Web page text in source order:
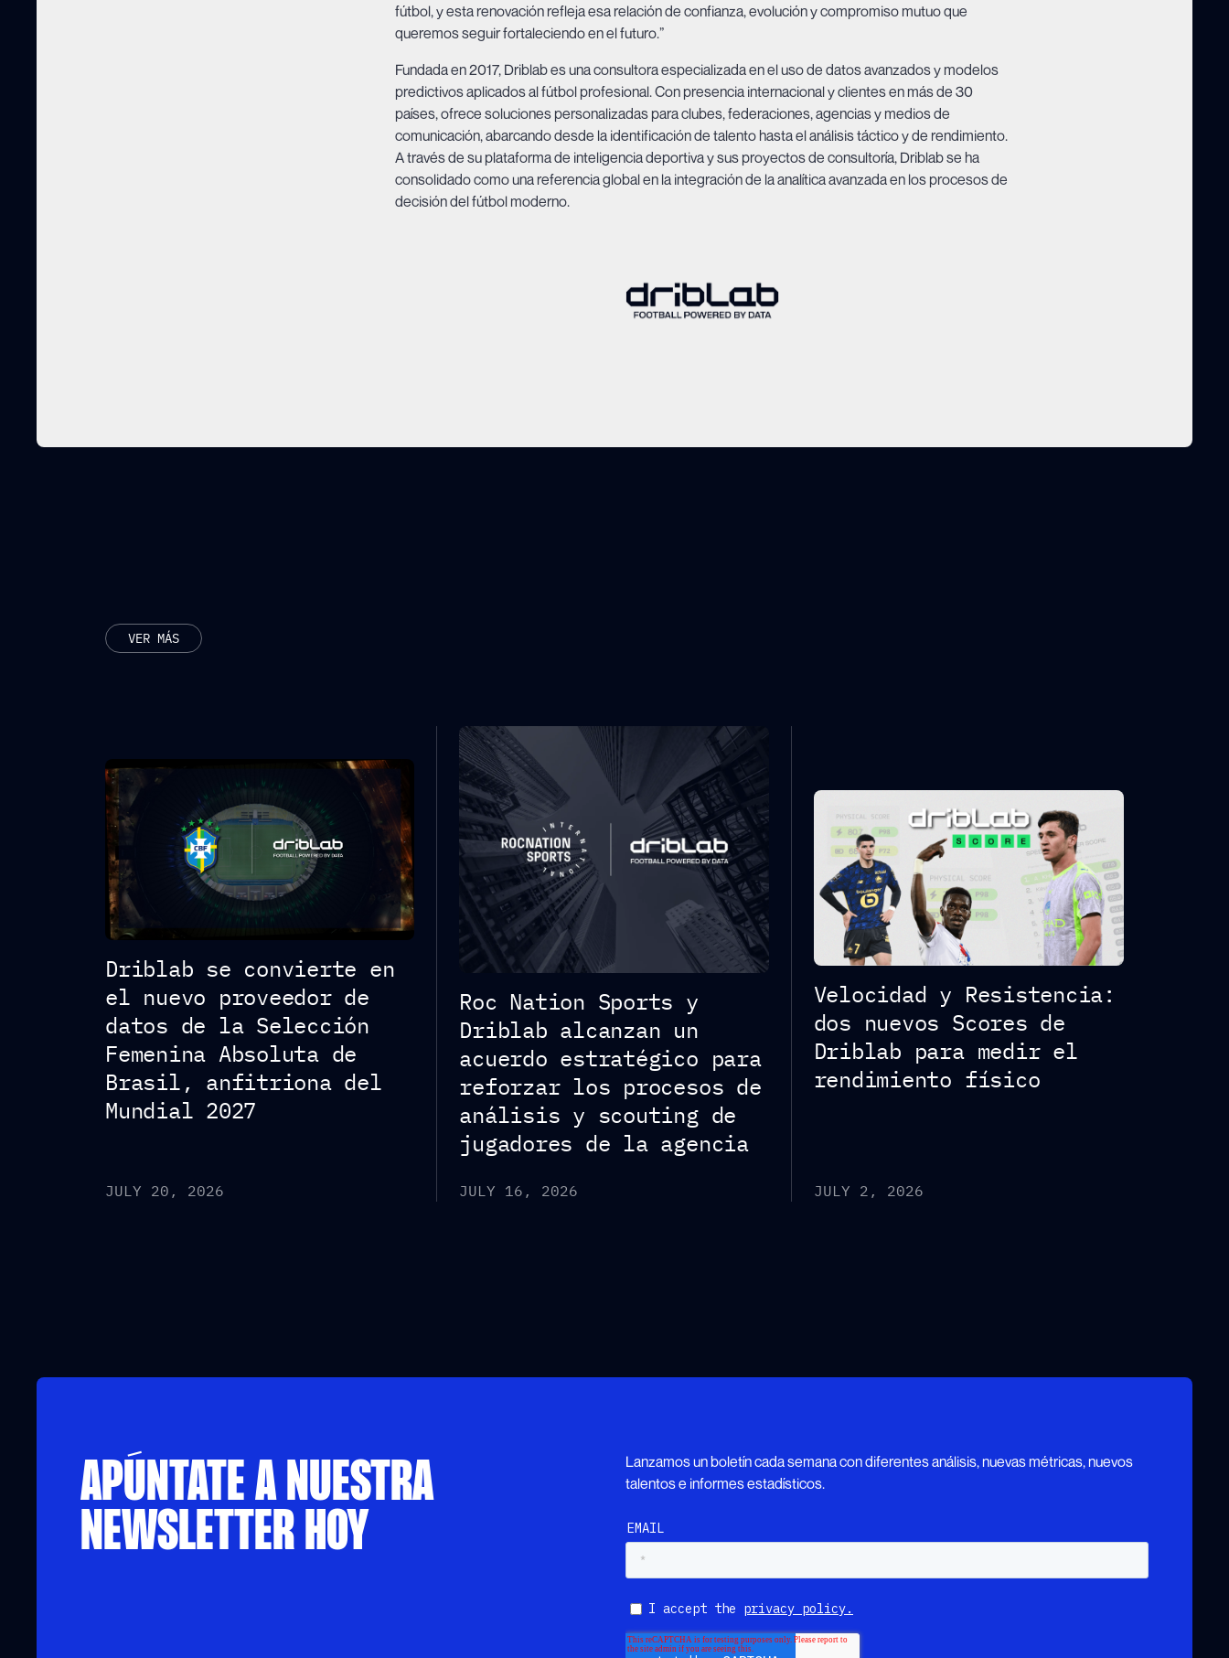
fútbol, y esta renovación refleja esa relación de confianza, evolución y compromiso mutuo que
queremos seguir fortaleciendo en el futuro.”
Fundada en 2017, Driblab es una consultora especializada en el uso de datos avanzados y modelos
predictivos aplicados al fútbol profesional. Con presencia internacional y clientes en más de 30
países, ofrece soluciones personalizadas para clubes, federaciones, agencias y medios de
comunicación, abarcando desde la identificación de talento hasta el análisis táctico y de rendimiento.
A través de su plataforma de inteligencia deportiva y sus proyectos de consultoría, Driblab se ha
consolidado como una referencia global en la integración de la analítica avanzada en los procesos de
decisión del fútbol moderno.
ARTÍCULOS RELACIONADOS
VER MÁS
Driblab se convierte en
el nuevo proveedor de
datos de la Selección
Femenina Absoluta de
Brasil, anfitriona del
Mundial 2027
JULY 20, 2026
Roc Nation Sports y
Driblab alcanzan un
acuerdo estratégico para
reforzar los procesos de
análisis y scouting de
jugadores de la agencia
JULY 16, 2026
Velocidad y Resistencia:
dos nuevos Scores de
Driblab para medir el
rendimiento físico
JULY 2, 2026
APÚNTATE A NUESTRA
NEWSLETTER HOY
Lanzamos un boletín cada semana con diferentes análisis, nuevas métricas, nuevos
talentos e informes estadísticos.